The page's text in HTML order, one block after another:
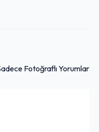
Fotoğraflı Yorumlar